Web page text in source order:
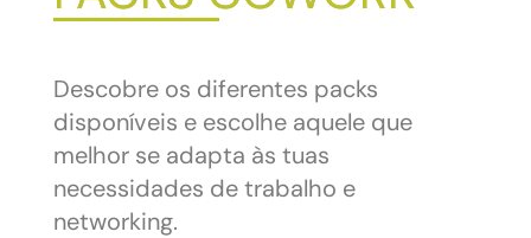
Descobre os diferentes packs
disponíveis e escolhe aquele que
melhor se adapta às tuas
necessidades de trabalho e
networking.